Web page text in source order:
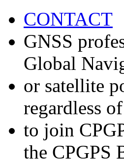
CONTACT
GNSS
Global
or satellite
regardless
to join
the CPGPS